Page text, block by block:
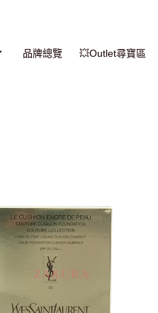
品牌總覽 💥Outlet尋寶區